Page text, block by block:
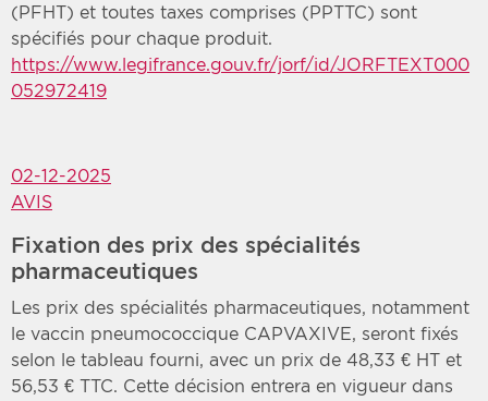
(PFHT) et toutes taxes comprises (PPTTC) sont
spécifiés pour chaque produit.
https://www.legifrance.gouv.fr/jorf/id/JORFTEXT000
052972419
02-12-2025
AVIS
Fixation des prix des spécialités
pharmaceutiques
Les prix des spécialités pharmaceutiques, notamment
le vaccin pneumococcique CAPVAXIVE, seront fixés
selon le tableau fourni, avec un prix de 48,33 € HT et
56,53 € TTC. Cette décision entrera en vigueur dans